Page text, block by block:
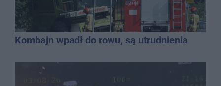
Kombajn wpadł do rowu, są utrudnienia